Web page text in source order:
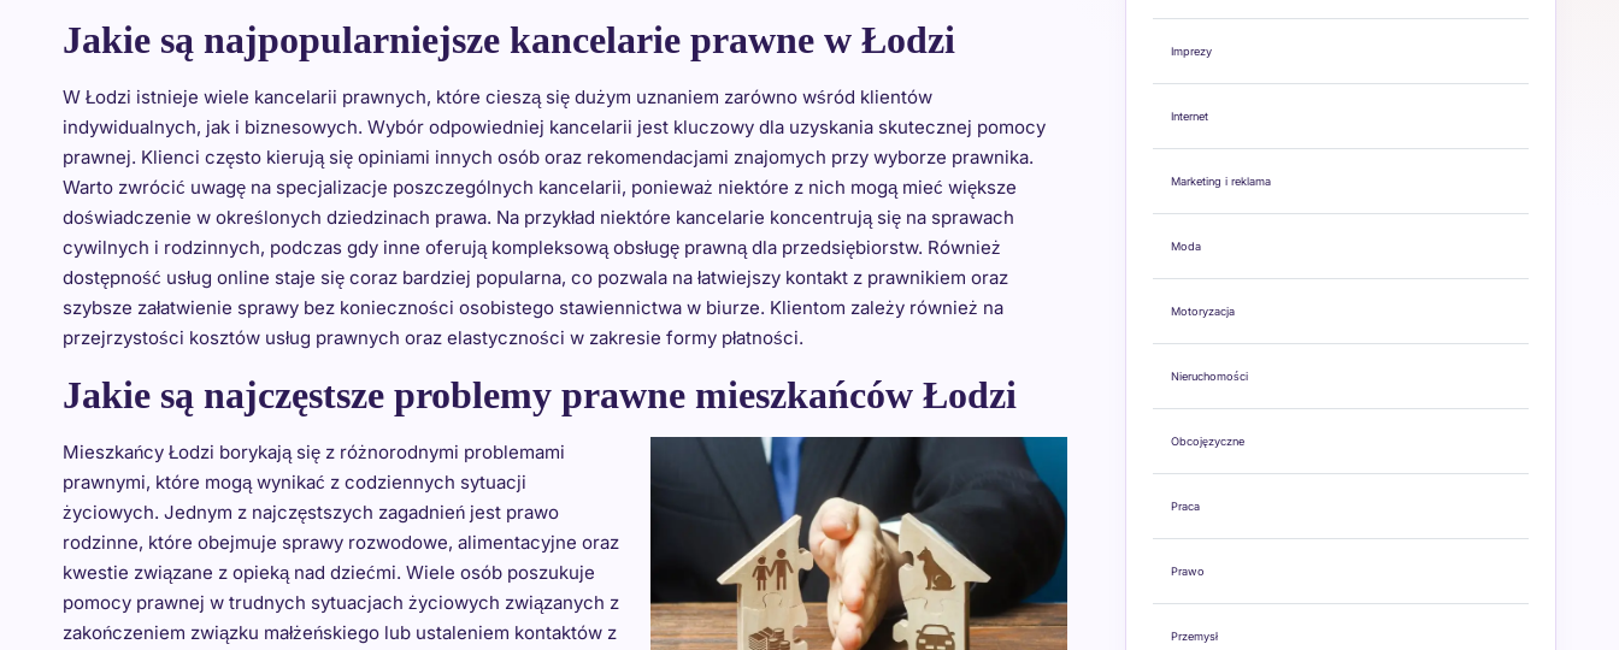
Jakie są najpopularniejsze kancelarie prawne w Łodzi
W Łodzi istnieje wiele kancelarii prawnych, które cieszą się dużym uznaniem zarówno wśród klientów
indywidualnych, jak i biznesowych. Wybór odpowiedniej kancelarii jest kluczowy dla uzyskania skutecznej pomocy
prawnej. Klienci często kierują się opiniami innych osób oraz rekomendacjami znajomych przy wyborze prawnika.
Warto zwrócić uwagę na specjalizacje poszczególnych kancelarii, ponieważ niektóre z nich mogą mieć większe
doświadczenie w określonych dziedzinach prawa. Na przykład niektóre kancelarie koncentrują się na sprawach
cywilnych i rodzinnych, podczas gdy inne oferują kompleksową obsługę prawną dla przedsiębiorstw. Również
dostępność usług online staje się coraz bardziej popularna, co pozwala na łatwiejszy kontakt z prawnikiem oraz
szybsze załatwienie sprawy bez konieczności osobistego stawiennictwa w biurze. Klientom zależy również na
przejrzystości kosztów usług prawnych oraz elastyczności w zakresie formy płatności.
Jakie są najczęstsze problemy prawne mieszkańców Łodzi
Mieszkańcy Łodzi borykają się z różnorodnymi problemami
prawnymi, które mogą wynikać z codziennych sytuacji
życiowych. Jednym z najczęstszych zagadnień jest prawo
rodzinne, które obejmuje sprawy rozwodowe, alimentacyjne oraz
kwestie związane z opieką nad dziećmi. Wiele osób poszukuje
pomocy prawnej w trudnych sytuacjach życiowych związanych z
zakończeniem związku małżeńskiego lub ustaleniem kontaktów z
Imprezy
Internet
Marketing i reklama
Moda
Motoryzacja
Nieruchomości
Obcojęzyczne
Praca
Prawo
Przemysł